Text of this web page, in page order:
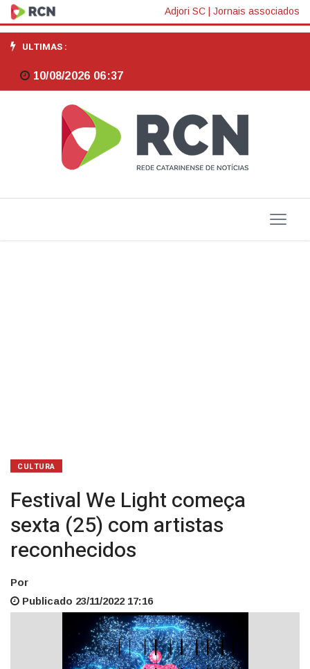
Festival
We
Light
começa
com
Adjori SC Jornais associados
ULTIMAS :
10/08/2026 06:37
CULTURA
Festival We Light começa
sexta (25) com artistas
reconhecidos
Por
Publicado 23/11/2022 17:16